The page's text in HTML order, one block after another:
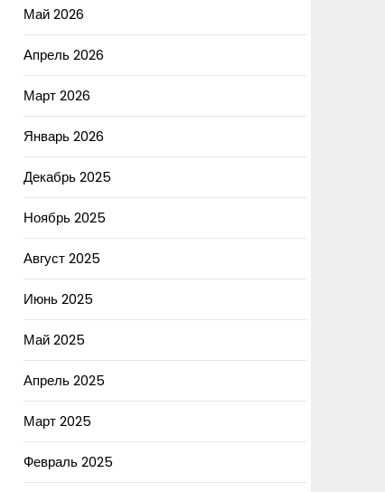
Май 2026
Апрель 2026
Март 2026
Январь 2026
Декабрь 2025
Ноябрь 2025
Август 2025
Июнь 2025
Май 2025
Апрель 2025
Март 2025
Февраль 2025